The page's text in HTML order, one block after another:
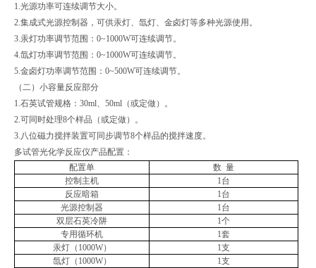
1.光源功率可连续调节大小。
2.集成式光源控制器，可供汞灯、氙灯、金卤灯等多种光源使用。
3.汞灯功率调节范围：0~1000W可连续调节。
4.氙灯功率调节范围：0~1000W可连续调节。
5.金卤灯功率调节范围：0~500W可连续调节。
（二）小容量反应部分
1.石英试管规格：30ml、50ml（或定做）。
2.可同时处理8个样品（或定做）。
3.八位磁力搅拌装置可同步调节8个样品的搅拌速度。
多试管光化学反应仪产品配置：
配置单
数 量
控制主机
1台
反应暗箱
1台
光源控制器
1台
双层石英冷阱
1个
专用循环机
1套
汞灯（1000W）
1支
氙灯（1000W）
1支